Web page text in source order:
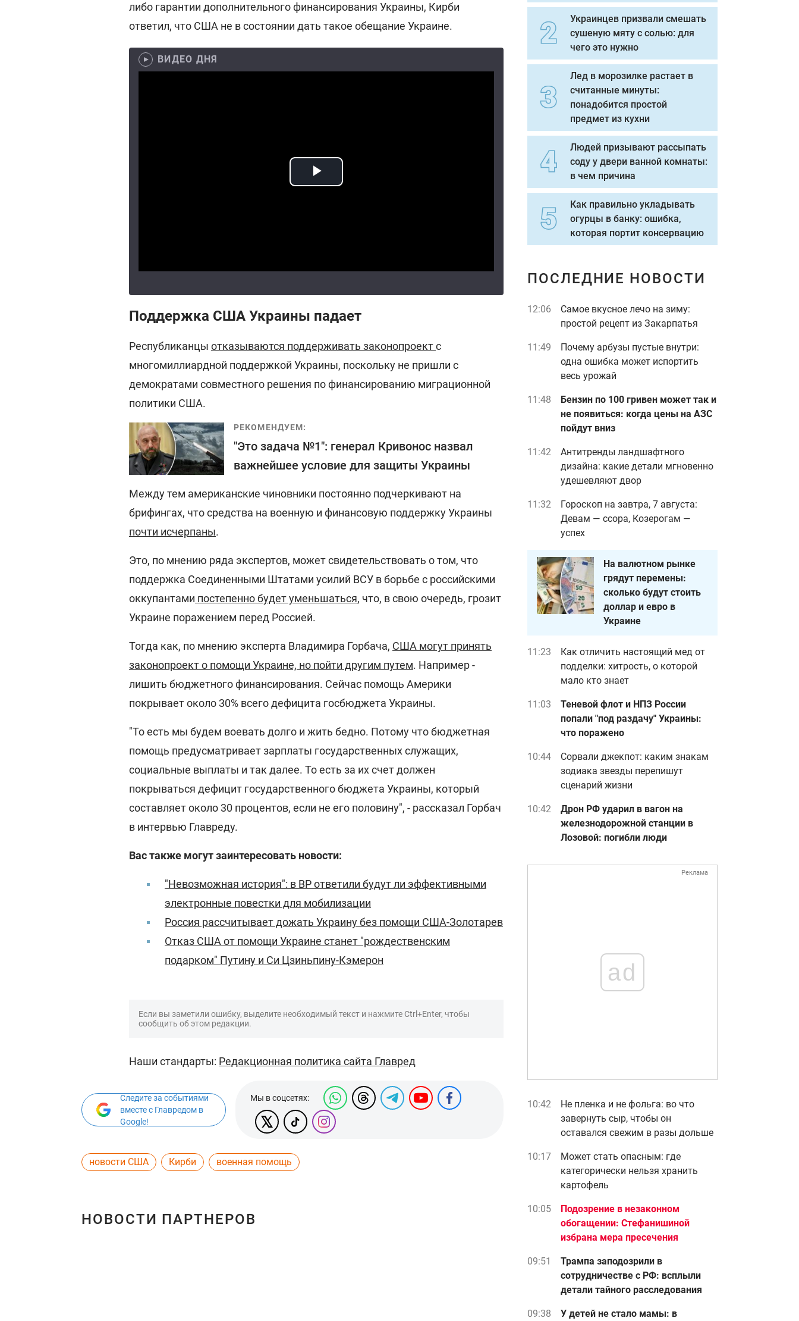
либо гарантии дополнительного финансирования Украины, Кирби
ответил, что США не в состоянии дать такое обещание Украине.
ВИДЕО ДНЯ
Поддержка США Украины падает
Республиканцы отказываются поддерживать законопроектс
многомиллиардной поддержкой Украины, поскольку не пришли с
демократами совместного решения по финансированию миграционной
политики США.
РЕКОМЕНДУЕМ:
"Это задача №1": генерал Кривонос назвал
важнейшее условие для защиты Украины
Между тем американские чиновники постоянно подчеркивают на
брифингах, что средства на военную и финансовую поддержку Украины
почти исчерпаны.
Это, по мнению ряда экспертов, может свидетельствовать о том, что
поддержка Соединенными Штатами усилий ВСУ в борьбе с российскими
оккупантами постепенно будет уменьшаться, что, в свою очередь, грозит
Украине поражением перед Россией.
Тогда как, по мнению эксперта Владимира Горбача, США могут принять
законопроект о помощи Украине, но пойти другим путем. Например -
лишить бюджетного финансирования. Сейчас помощь Америки
покрывает около 30% всего дефицита госбюджета Украины.
"То есть мы будем воевать долго и жить бедно. Потому что бюджетная
помощь предусматривает зарплаты государственных служащих,
социальные выплаты и так далее. То есть за их счет должен
покрываться дефицит государственного бюджета Украины, который
составляет около 30 процентов, если не его половину", - рассказал Горбач
в интервью Главреду.
Вас также могут заинтересовать новости:
"Невозможная история": в ВР ответили будут ли эффективными
электронные повестки для мобилизации
Россия рассчитывает дожать Украину без помощи США-Золотарев
Отказ США от помощи Украине станет "рождественским
подарком" Путину и Си Цзиньпину-Кэмерон
Если вы заметили ошибку, выделите необходимый текст и нажмите Ctrl+Enter, чтобы
сообщить об этом редакции.
Наши стандарты: Редакционная политика сайта Главред
Следите за событиями
вместе с Главредом в
Google!
Мы в соцсетях:
новости США Кирби военная помощь
НОВОСТИ ПАРТНЕРОВ
Украинцев призвали смешать
сушеную мяту с солью: для
чего это нужно
Лед в морозилке растает в
считанные минуты:
понадобится простой
предмет из кухни
Людей призывают рассыпать
соду у двери ванной комнаты:
в чем причина
Как правильно укладывать
огурцы в банку: ошибка,
которая портит консервацию
ПОСЛЕДНИЕ НОВОСТИ
12:06
Самое вкусное лечо на зиму:
простой рецепт из Закарпатья
11:49
Почему арбузы пустые внутри:
одна ошибка может испортить
весь урожай
11:48
Бензин по 100 гривен может так и
не появиться: когда цены на АЗС
пойдут вниз
11:42
Антитренды ландшафтного
дизайна: какие детали мгновенно
удешевляют двор
11:32
Гороскоп на завтра, 7 августа:
Девам — ссора, Козерогам —
успех
На валютном рынке
грядут перемены:
сколько будут стоить
доллар и евро в
Украине
11:23
Как отличить настоящий мед от
подделки: хитрость, о которой
мало кто знает
11:03
Теневой флот и НПЗ России
попали "под раздачу" Украины:
что поражено
10:44
Сорвали джекпот: каким знакам
зодиака звезды перепишут
сценарий жизни
10:42
Дрон РФ ударил в вагон на
железнодорожной станции в
Лозовой: погибли люди
Реклама
ad
10:42
Не пленка и не фольга: во что
завернуть сыр, чтобы он
оставался свежим в разы дольше
10:17
Может стать опасным: где
категорически нельзя хранить
картофель
10:05
Подозрение в незаконном
обогащении: Стефанишиной
избрана мера пресечения
09:51
Трампа заподозрили в
сотрудничестве с РФ: всплыли
детали тайного расследования
09:38 У детей не стало мамы: в